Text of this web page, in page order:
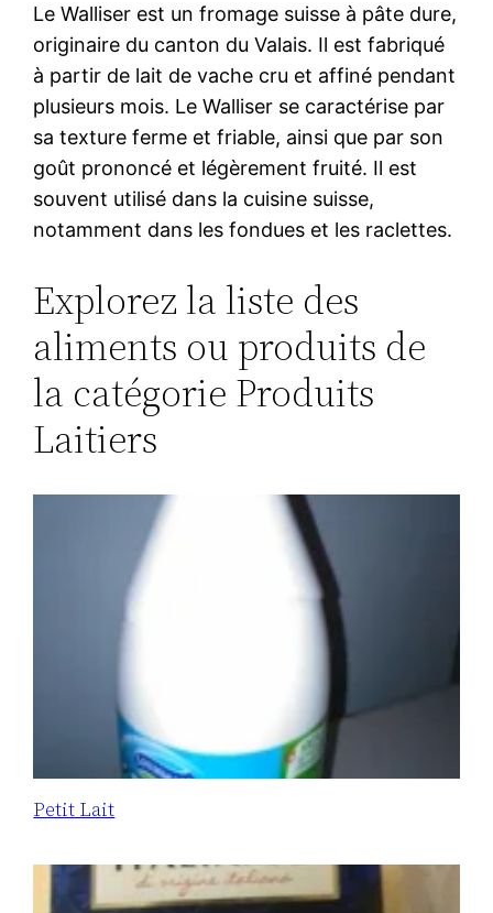
Le Walliser est un fromage suisse à pâte dure,
originaire du canton du Valais. Il est fabriqué
à partir de lait de vache cru et affiné pendant
plusieurs mois. Le Walliser se caractérise par
sa texture ferme et friable, ainsi que par son
goût prononcé et légèrement fruité. Il est
souvent utilisé dans la cuisine suisse,
notamment dans les fondues et les raclettes.
Explorez la liste des
aliments ou produits de
la catégorie Produits
Laitiers
Petit Lait